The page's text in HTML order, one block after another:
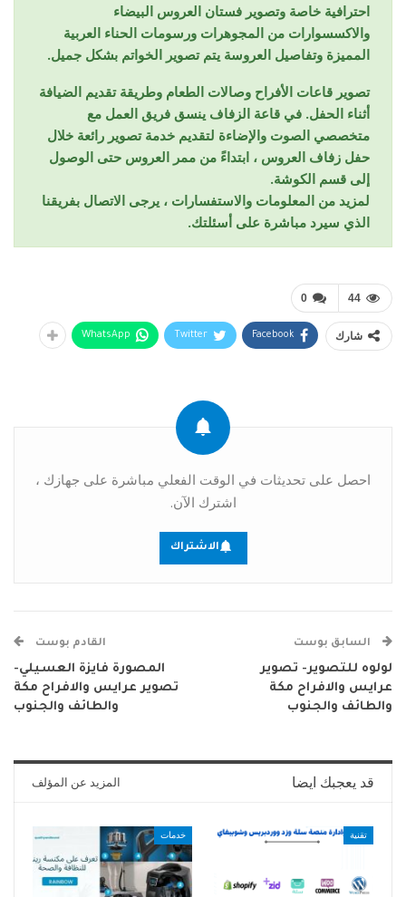
احترافية خاصة وتصوير فستان العروس البيضاء
والاكسسوارات من المجوهرات ورسومات الحناء العربية
المميزة وتفاصيل العروسة يتم تصوير الخواتم بشكل جميل.
تصوير قاعات الأفراح وصالات الطعام وطريقة تقديم الضيافة
أثناء الحفل. في قاعة الزفاف ينسق فريق العمل مع
متخصصي الصوت والإضاءة لتقديم خدمة تصوير رائعة خلال
حفل زفاف العروس ، ابتداءً من ممر العروس حتى الوصول
إلى قسم الكوشة.
لمزيد من المعلومات والاستفسارات ، يرجى الاتصال بفريقنا
الذي سيرد مباشرة على أسئلتك.
0 44
شارك Facebook
Twitter
WhatsApp
احصل على تحديثات في الوقت الفعلي مباشرة على جهازك ،
اشترك الآن.
الاشتراك
السابق بوست
لولوه للتصوير- تصوير
عرايس والافراح مكة
والطائف والجنوب
القادم بوست
المصورة فايزة العسيلي-
تصوير عرايس والافراح مكة
والطائف والجنوب
قد يعجبك ايضا المزيد عن المؤلف
تقنية خدمات